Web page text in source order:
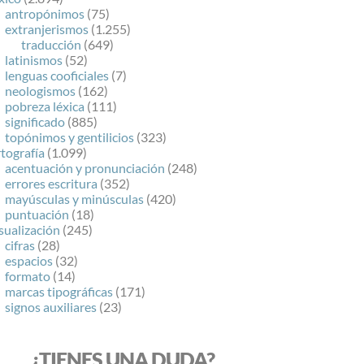
antropónimos (75)
extranjerismos (1.255)
traducción (649)
latinismos (52)
lenguas cooficiales (7)
neologismos (162)
pobreza léxica (111)
significado (885)
topónimos y gentilicios (323)
(1.099)
acentuación y pronunciación (248)
errores escritura (352)
mayúsculas y minúsculas (420)
puntuación (18)
(245)
cifras (28)
espacios (32)
formato (14)
marcas tipográficas (171)
signos auxiliares (23)
¿TIENES UNA DUDA?